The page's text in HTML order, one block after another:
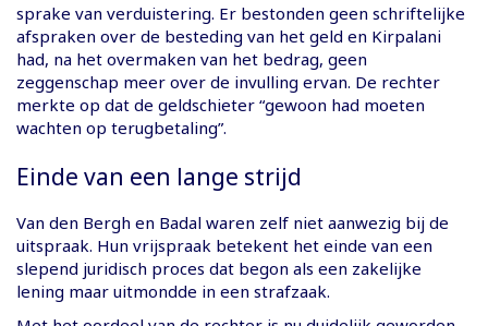
sprake van verduistering. Er bestonden geen schriftelijke
afspraken over de besteding van het geld en Kirpalani
had, na het overmaken van het bedrag, geen
zeggenschap meer over de invulling ervan. De rechter
merkte op dat de geldschieter “gewoon had moeten
wachten op terugbetaling”.
Einde van een lange strijd
Van den Bergh en Badal waren zelf niet aanwezig bij de
uitspraak. Hun vrijspraak betekent het einde van een
slepend juridisch proces dat begon als een zakelijke
lening maar uitmondde in een strafzaak.